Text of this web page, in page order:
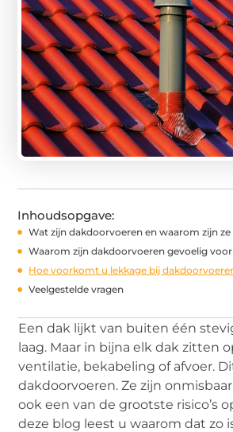
Inhoudsopgave:
Wat zijn dakdoorvoeren en waarom zijn ze
Waarom zijn dakdoorvoeren gevoelig voor
Hoe voorkomt u lekkage bij
Veelgestelde vragen
Een dak lijkt van buiten één
laag. Maar in bijna elk dak zitten
ventilatie, bekabeling of afvoer.
dakdoorvoeren. Ze zijn
ook een van de grootste risico’s
deze blog leest u waarom dat zo